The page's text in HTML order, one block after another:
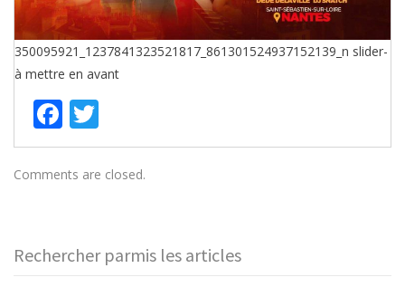
350095921_1237841323521817_861301524937152139_n slider-
à mettre en avant
Facebook
Comments are closed.
Rechercher parmis les articles